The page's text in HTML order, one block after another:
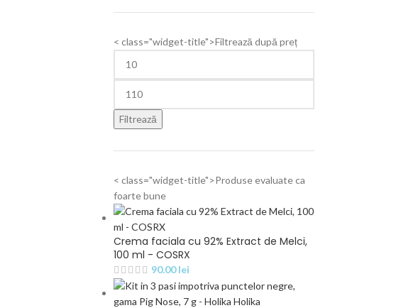
< class="widget-title">Filtrează după preț
Filtrează
< class="widget-title">Produse evaluate ca
foarte bune
Crema faciala cu 92% Extract de Melci,
100 ml - COSRX
90.00lei